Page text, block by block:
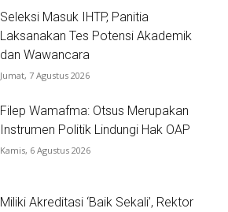
Seleksi Masuk IHTP, Panitia
Laksanakan Tes Potensi Akademik
dan Wawancara
Jumat, 7 Agustus 2026
Filep Wamafma: Otsus Merupakan
Instrumen Politik Lindungi Hak OAP
Kamis, 6 Agustus 2026
Miliki Akreditasi ‘Baik Sekali’, Rektor